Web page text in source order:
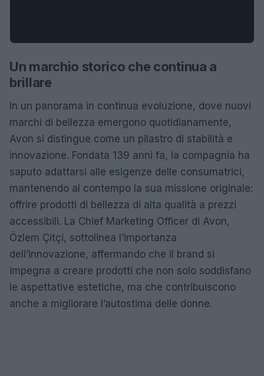
Un marchio storico che continua a
brillare
In un panorama in continua evoluzione, dove nuovi
marchi di bellezza emergono quotidianamente,
Avon si distingue come un pilastro di stabilità e
innovazione. Fondata 139 anni fa, la compagnia ha
saputo adattarsi alle esigenze delle consumatrici,
mantenendo al contempo la sua missione originale:
offrire prodotti di bellezza di alta qualità a prezzi
accessibili. La Chief Marketing Officer di Avon,
Özlem Çitçi, sottolinea l’importanza
dell’innovazione, affermando che il brand si
impegna a creare prodotti che non solo soddisfano
le aspettative estetiche, ma che contribuiscono
anche a migliorare l’autostima delle donne.